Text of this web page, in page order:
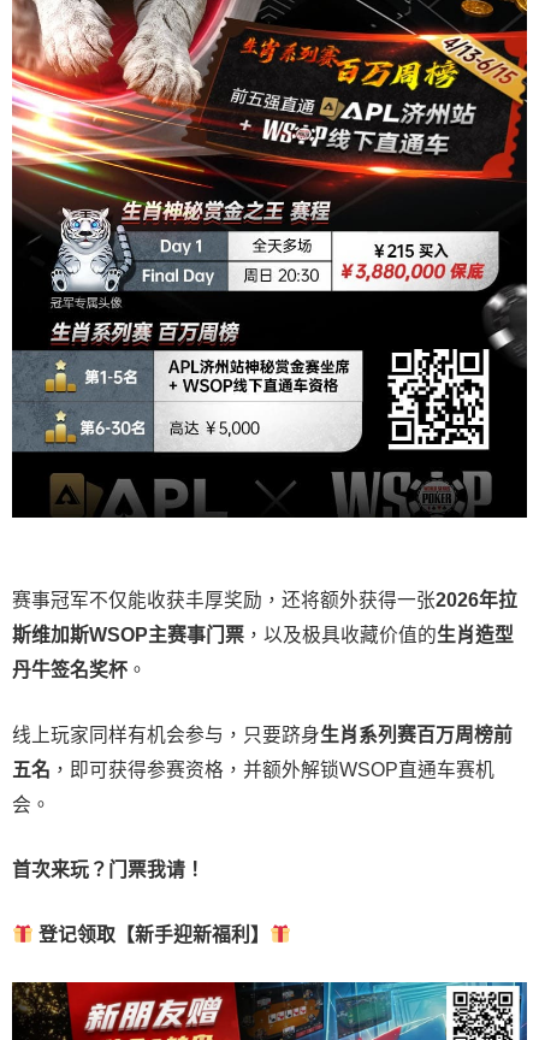
赛事冠军不仅能收获丰厚奖励，还将额外获得一张2026年拉
斯维加斯WSOP主赛事门票 ，以及极具收藏价值的生肖造型
丹牛签名奖杯 。
线上玩家同样有机会参与，只要跻身生肖系列赛百万周榜前
五名 ，即可获得参赛资格，并额外解锁WSOP直通车赛机
会。
首次来玩？门票我请！
登记领取【新手迎新福利】